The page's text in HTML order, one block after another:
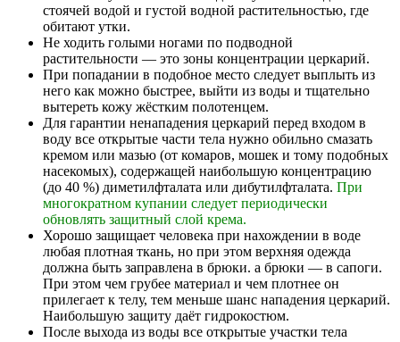
стоячей водой и густой водной растительностью, где
обитают утки.
Не ходить голыми ногами по подводной
растительности — это зоны концентрации церкарий.
При попадании в подобное место следует выплыть из
него как можно быстрее, выйти из воды и тщательно
вытереть кожу жёстким полотенцем.
Для гарантии ненападения церкарий перед входом в
воду все открытые части тела нужно обильно смазать
кремом или мазью (от комаров, мошек и тому подобных
насекомых), содержащей наибольшую концентрацию
(до 40 %) диметилфталата или дибутилфталата. При
многократном купании следует периодически
обновлять защитный слой крема.
Хорошо защищает человека при нахождении в воде
любая плотная ткань, но при этом верхняя одежда
должна быть заправлена в брюки. а брюки — в сапоги.
При этом чем грубее материал и чем плотнее он
прилегает к телу, тем меньше шанс нападения церкарий.
Наибольшую защиту даёт гидрокостюм.
После выхода из воды все открытые участки тела